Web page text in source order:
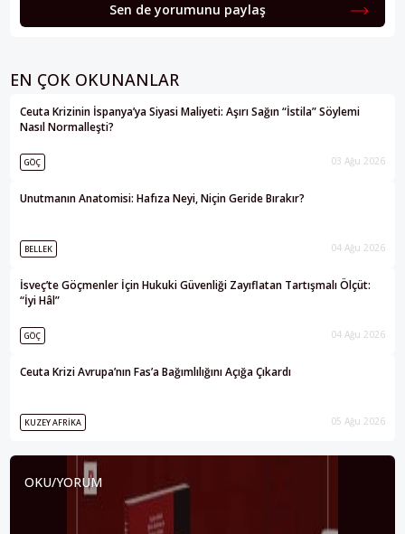
Sen de yorumunu paylaş
EN ÇOK OKUNANLAR
Ceuta Krizinin İspanya’ya Siyasi Maliyeti: Aşırı Sağın “İstila” Söylemi
Nasıl Normalleşti?
GÖÇ 03 Ağu 2026
Unutmanın Anatomisi: Hafıza Neyi, Niçin Geride Bırakır?
BELLEK 04 Ağu 2026
İsveç’te Göçmenler İçin Hukuki Güvenliği Zayıflatan Tartışmalı Ölçüt:
“İyi Hâl”
GÖÇ 04 Ağu 2026
Ceuta Krizi Avrupa’nın Fas’a Bağımlılığını Açığa Çıkardı
KUZEY AFRIKA 05 Ağu 2026
OKU/YORUM